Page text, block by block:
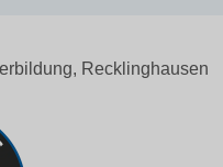
Recklinghausen